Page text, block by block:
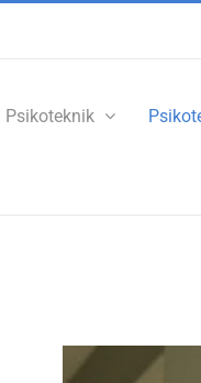
Psikoteknik